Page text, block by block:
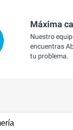
Máxima
Nuestro
encuentras
tu problema.